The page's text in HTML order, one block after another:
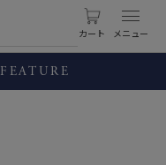
カート
FEATURE